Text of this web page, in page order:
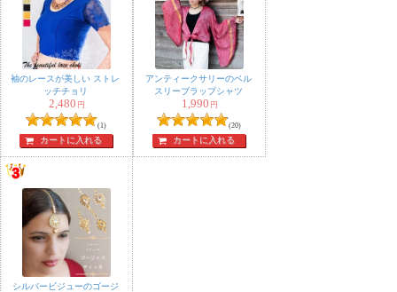
袖のレースが美しい ストレ
ッチチョリ
2,480 円
(1)
カートに入れる
アンティークサリーのベル
スリーブラップシャツ
1,990 円
(20)
カートに入れる
シルバービジューのゴージ